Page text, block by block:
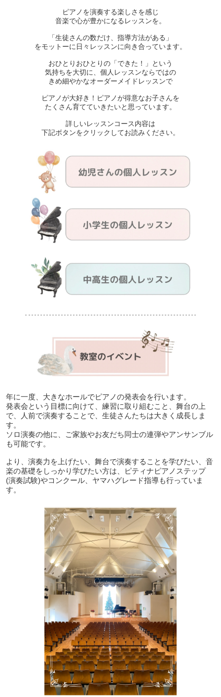
ピアノを演奏する楽しさを感じ
音楽で心が豊かになるレッスンを。
「生徒さんの数だけ、指導方法がある」
をモットーに日々レッスンに向き合っています。
おひとりおひとりの「できた！」という
気持ちを大切に、個人レッスンならではの
きめ細やかなオーダーメイドレッスンで
ピアノが大好き！ピアノが得意なお子さんを
たくさん育てていきたいと思っています。
詳しいレッスンコース内容は
下記ボタンをクリックしてお読みください。
年に一度、大きなホールでピアノの発表会を行います。
発表会という目標に向けて、練習に取り組むこと、舞台の上
で、人前で演奏することで、生徒さんたちは大きく成長しま
す。
ソロ演奏の他に、ご家族やお友だち同士の連弾やアンサンブル
も可能です。
より、演奏力を上げたい、舞台で演奏することを学びたい、音
楽の基礎をしっかり学びたい方は、ピティナピアノステップ
(演奏試験)やコンクール、ヤマハグレード指導も行っていま
す。